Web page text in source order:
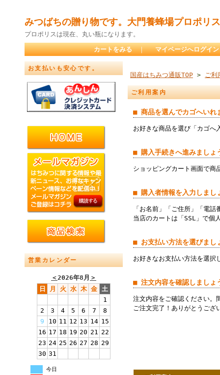
みつばちの贈り物です。大門養蜂場プロポリ
プロポリスは現在、丸い瓶になります。
カートをみる ｜ マイページへログイン
お支払いも安心です。
営業カレンダー
＜2026年8月 ＞
日
月 火 水 木 金 土
1
2
3 4 5 6 7
8
9
10 11 12 13 14 15
16 17 18 19 20 21 22
23 24 25 26 27 28 29
30 31
今日
国産はちみつ通販TOP > ご利
ご利用案内
■ 商品を選んでカゴへいれ
お好きな商品を選び「カゴへ
■ 購入手続きへ進みましょ
ショッピングカート画面で商
■ 購入者情報を入力しまし
「お名前」「ご住所」「電
当店のカートは「SSL」で個
■ お支払い方法を選びまし
お好きなお支払い方法を選択
■ 注文内容を確認しましょ
注文内容をご確認ください。
ご注文完了！ありがとうござ